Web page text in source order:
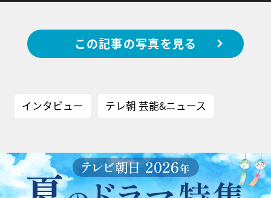
この記事の写真を見る
インタビュー テレ朝 芸能&ニュース